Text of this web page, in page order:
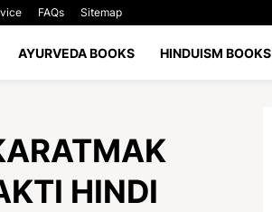
FAQs Sitemap
AYURVEDA BOOKS HINDUISM BOOKS
HINDI